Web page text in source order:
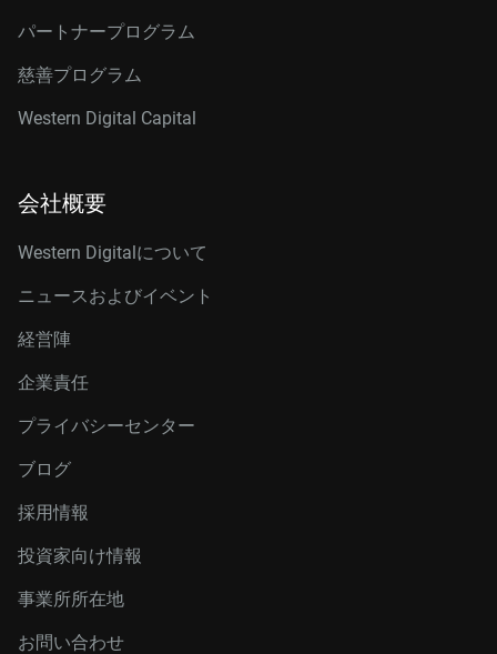
パートナープログラム
慈善プログラム
Western Digital Capital
会社概要
Western Digitalについて
ニュースおよびイベント
経営陣
企業責任
プライバシーセンター
ブログ
採用情報
投資家向け情報
事業所所在地
お問い合わせ